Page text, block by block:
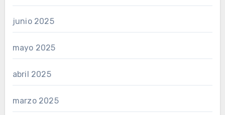
junio 2025
mayo 2025
abril 2025
marzo 2025